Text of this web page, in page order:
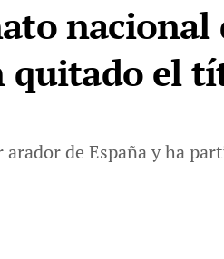
nacional
quitado el
de España y ha